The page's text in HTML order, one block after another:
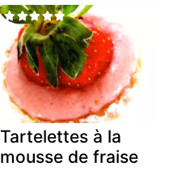
Tartelettes à la
mousse de fraise